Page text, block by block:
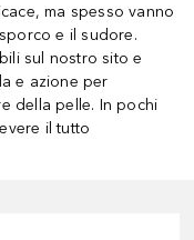
ma spesso vanno
e il sudore.
sul nostro sito e
e azione per
della pelle. In pochi
il tutto